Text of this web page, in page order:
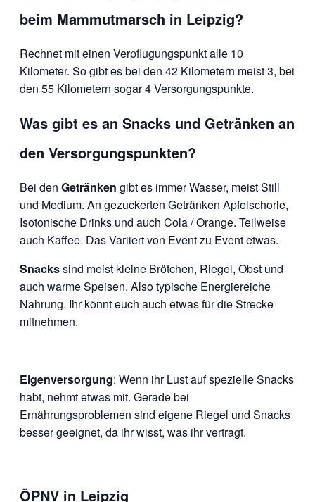
beim Mammutmarsch in Leipzig?
Rechnet mit einen Verpflugungspunkt alle 10
Kilometer. So gibt es bei den 42 Kilometern meist 3, bei
den 55 Kilometern sogar 4 Versorgungspunkte.
Was gibt es an Snacks und Getränken an
den Versorgungspunkten?
Bei den Getränken gibt es immer Wasser, meist Still
und Medium. An gezuckerten Getränken Apfelschorle,
Isotonische Drinks und auch Cola / Orange. Teilweise
auch Kaffee. Das Variiert von Event zu Event etwas.
Snackssind meist kleine Brötchen, Riegel, Obst und
auch warme Speisen. Also typische Energiereiche
Nahrung. Ihr könnt euch auch etwas für die Strecke
mitnehmen.
Eigenversorgung: Wenn ihr Lust auf spezielle Snacks
habt, nehmt etwas mit. Gerade bei
Ernährungsproblemen sind eigene Riegel und Snacks
besser geeignet, da ihr wisst, was ihr vertragt.
ÖPNV in Leipzig